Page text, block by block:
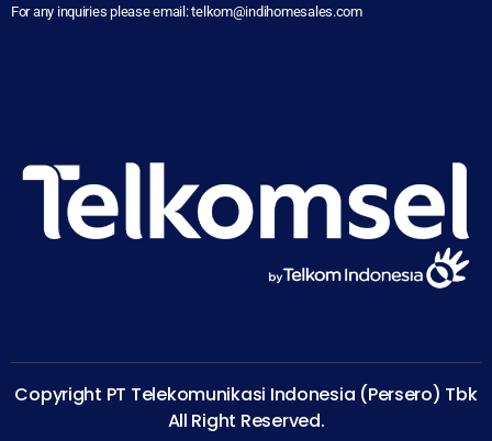
For any inquiries please email: telkom@indihomesales.com
Copyright PT Telekomunikasi Indonesia (Persero) Tbk
All Right Reserved.